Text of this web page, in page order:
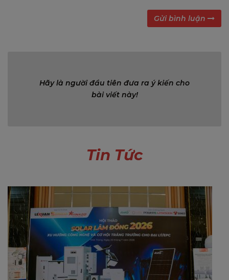
Gửi bình luận
Hãy là người đầu tiên đưa ra ý kiến cho
bài viết này!
Tin Tức